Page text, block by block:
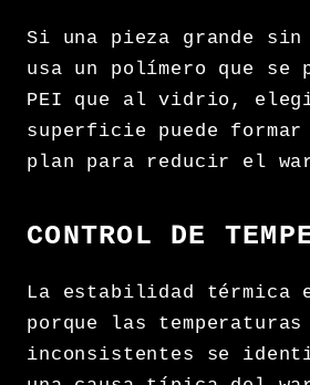
Si una pieza grande sin
usa un polímero que se
PEI que al vidrio,
superficie puede
plan para reducir el
CONTROL DE
La estabilidad térmica
porque las
inconsistentes se